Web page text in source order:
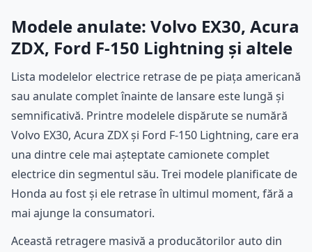
Modele anulate: Volvo EX30, Acura
ZDX, Ford F-150 Lightning și altele
Lista modelelor electrice retrase de pe piața americană
sau anulate complet înainte de lansare este lungă și
semnificativă. Printre modelele dispărute se numără
Volvo EX30, Acura ZDX și Ford F-150 Lightning, care era
una dintre cele mai așteptate camionete complet
electrice din segmentul său. Trei modele planificate de
Honda au fost și ele retrase în ultimul moment, fără a
mai ajunge la consumatori.
Această retragere masivă a producătorilor auto din